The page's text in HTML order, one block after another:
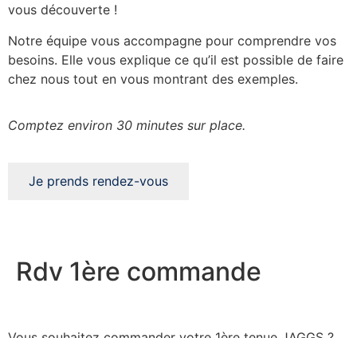
vous découverte !
Notre équipe vous accompagne pour comprendre vos
besoins. Elle vous explique ce qu’il est possible de faire
chez nous tout en vous montrant des exemples.
Comptez environ 30 minutes sur place.
Je prends rendez-vous
Rdv 1ère commande